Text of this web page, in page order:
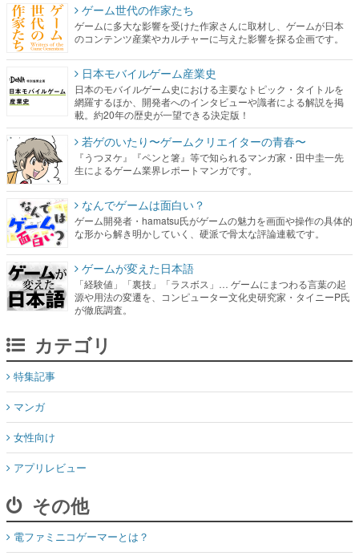
ゲーム世代の作家たち
ゲームに多大な影響を受けた作家さんに取材し、ゲームが日本
のコンテンツ産業やカルチャーに与えた影響を探る企画です。
日本モバイルゲーム産業史
日本のモバイルゲーム史における主要なトピック・タイトルを
網羅するほか、開発者へのインタビューや識者による解説を掲
載。約20年の歴史が一望できる決定版！
若ゲのいたり〜ゲームクリエイターの青春〜
『うつヌケ』『ペンと箸』等で知られるマンガ家・田中圭一先
生によるゲーム業界レポートマンガです。
なんでゲームは面白い？
ゲーム開発者・hamatsu氏がゲームの魅力を画面や操作の具体的
な形から解き明かしていく、硬派で骨太な評論連載です。
ゲームが変えた日本語
「経験値」「裏技」「ラスボス」… ゲームにまつわる言葉の起
源や用法の変遷を、コンピューター文化史研究家・タイニーP氏
が徹底調査。
カテゴリ
特集記事
マンガ
女性向け
アプリレビュー
その他
電ファミニコゲーマーとは？